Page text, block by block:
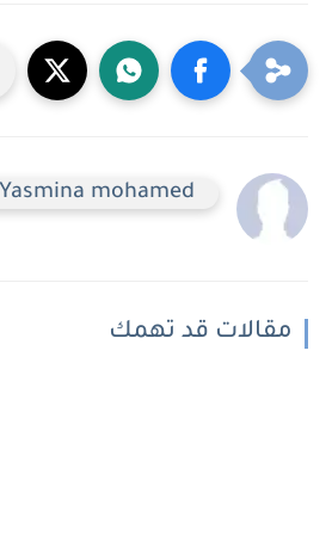
Yasmina mohamed
مقالات قد تهمك